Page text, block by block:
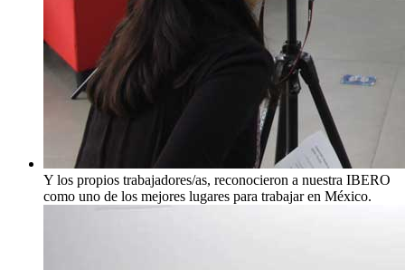
Y los propios trabajadores/as, reconocieron a nuestra IBERO
como uno de los mejores lugares para trabajar en México.